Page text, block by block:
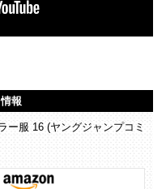
報
ー服 16 (ヤングジャンプコミ